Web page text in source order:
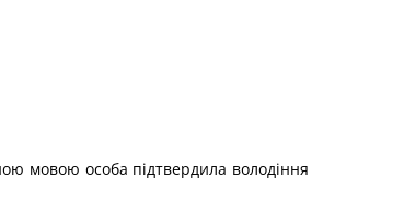
мовою особа підтвердила володіння